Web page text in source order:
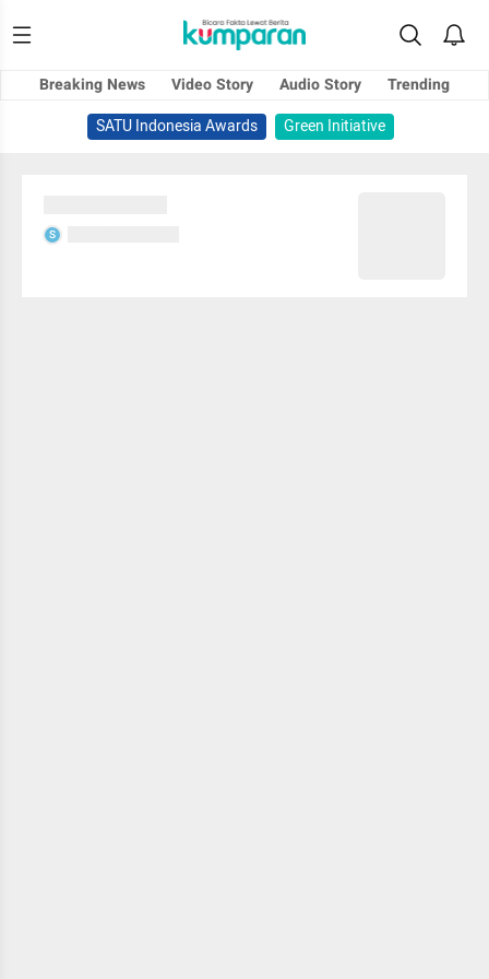
Breaking News Video Story Audio Story
Trending
SATU Indonesia Awards
Green Initiative
S